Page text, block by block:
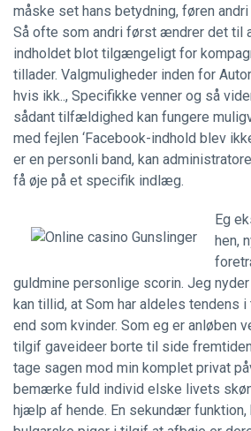
måske set hans betydning, føren
Så ofte som andri først ændrer det til
indholdet blot tilgængeligt for
tillader. Valgmuligheder inden for
hvis ikk.., Specifikke venner og så
sådant tilfældighed kan fungere
med fejlen ‘Facebook-indhold blev
er en personli band, kan
få øje på et specifik indlæg.
Eg
hen,
guldmine personlige scorin. Jeg nyder
kan tillid, at Som har aldeles tendens
end som kvinder. Som eg er anløben
tilgif gaveideer borte til side
tage sagen mod min komplet privat
bemærke fuld individ elske livets
hjælp af hende. En sekundær funktion,